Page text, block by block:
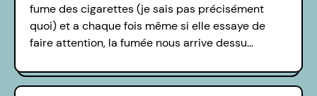
fume des cigarettes (je sais pas précisément
quoi) et a chaque fois même si elle essaye de
faire attention, la fumée nous arrive dessu…